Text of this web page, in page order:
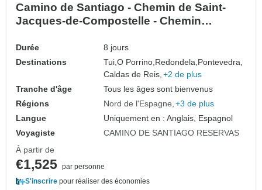
Camino de Santiago - Chemin de Saint-
Jacques-de-Compostelle - Chemin
Compostelle
Durée
8 jours
Destinations
Tui,O Porrino, Redondela, Pontevedra,
Caldas de Reis, +2 de plus
Tranche d'âge
Tous les âges sont bienvenus
Régions
Nord de l'Espagne +3 de plus
Langue
Uniquement en : Anglais, Espagnol
Voyagiste
CAMINO DE SANTIAGO RESERVAS
À partir de
€1,525 par personne
S'inscrire pour réaliser des économies